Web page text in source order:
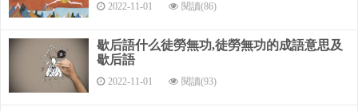
諸葛亮彈琴---臨危不亂
諸葛亮下東吳---心里有數
諸葛亮草船借箭---用的是疑兵計
2022-11-01 閱讀(86)
歇后語什么徒勞無功,徒勞無功的成語意思及
歇后語
2022-11-01 閱讀(93)